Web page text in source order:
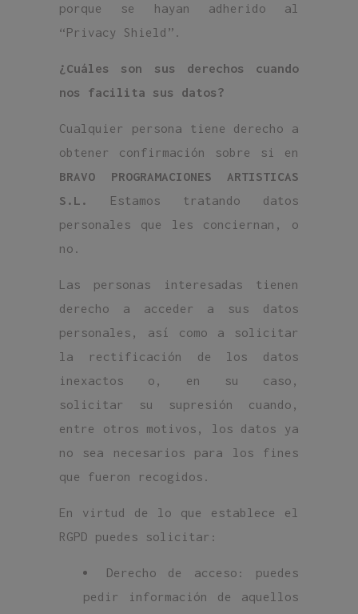
porque se hayan adherido al
“Privacy Shield”.
¿Cuáles son sus derechos cuando
nos facilita sus datos?
Cualquier persona tiene derecho a
obtener confirmación sobre si en
BRAVO PROGRAMACIONES ARTISTICAS
S.L. Estamos tratando datos
personales que les conciernan, o
no.
Las personas interesadas tienen
derecho a acceder a sus datos
personales, así como a solicitar
la rectificación de los datos
inexactos o, en su caso,
solicitar su supresión cuando,
entre otros motivos, los datos ya
no sea necesarios para los fines
que fueron recogidos.
En virtud de lo que establece el
RGPD puedes solicitar:
Derecho de acceso: puedes
pedir información de aquellos